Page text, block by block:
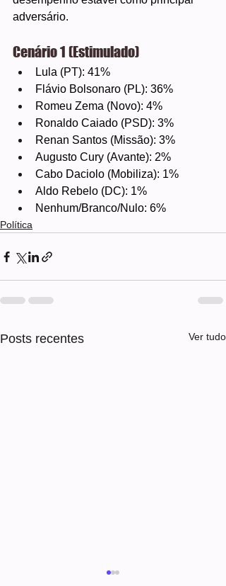
adversário.
Cenário 1 (Estimulado)
Lula (PT): 41%
Flávio Bolsonaro (PL): 36%
Romeu Zema (Novo): 4%
Ronaldo Caiado (PSD): 3%
Renan Santos (Missão): 3%
Augusto Cury (Avante): 2%
Cabo Daciolo (Mobiliza): 1%
Aldo Rebelo (DC): 1%
Nenhum/Branco/Nulo: 6%
Política
Posts recentes Ver tudo